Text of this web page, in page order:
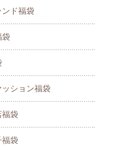
ド福袋
袋
ション福袋
袋
袋